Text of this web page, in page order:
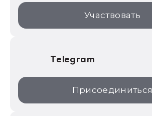
1С:Торговая площадка
Участвовать
Telegram
Присоединиться